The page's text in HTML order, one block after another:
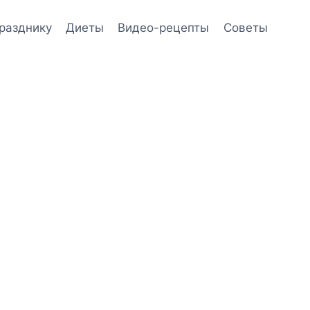
Диеты Видео-рецепты Советы